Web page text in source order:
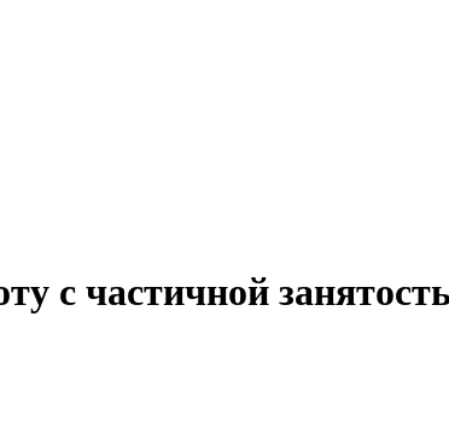
с частичной